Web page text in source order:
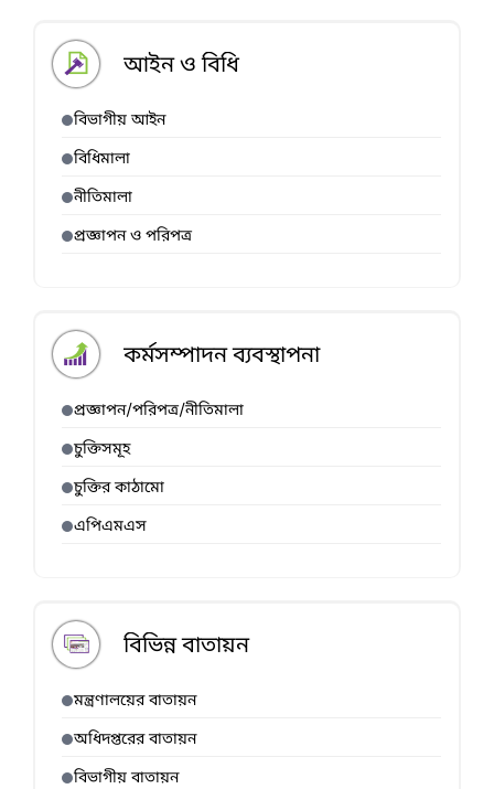
আইন ও বিধি
বিভাগীয় আইন
বিধিমালা
নীতিমালা
প্রজ্ঞাপন ও পরিপত্র
কর্মসম্পাদন ব্যবস্থাপনা
প্রজ্ঞাপন/পরিপত্র/নীতিমালা
চুক্তিসমূহ
চুক্তির কাঠামো
এপিএমএস
বিভিন্ন বাতায়ন
মন্ত্রণালয়ের বাতায়ন
অধিদপ্তরের বাতায়ন
বিভাগীয় বাতায়ন